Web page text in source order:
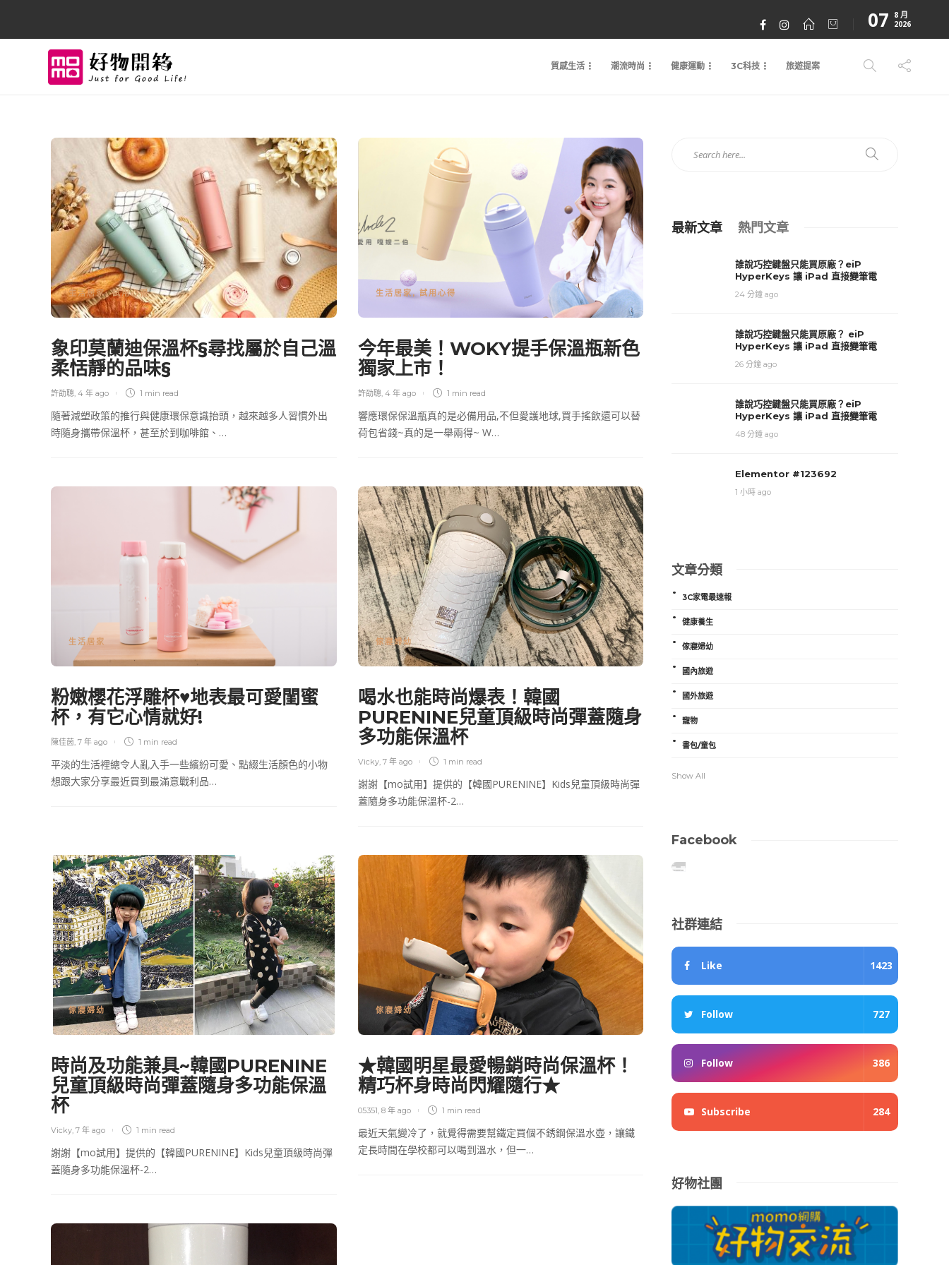
07 8 月
2026
質感生活 潮流時尚 健康運動 3C科技 旅遊提案
生活居家,試用心得
象印莫蘭迪保溫杯§尋找屬於自己溫
柔恬靜的品味§
許劭聰, 4 年 ago 1 min read
隨著減塑政策的推行與健康環保意識抬頭，越來越多人習慣外出
時隨身攜帶保溫杯，甚至於到咖啡館、…
生活居家,試用心得
今年最美！WOKY提手保溫瓶新色
獨家上市！
許劭聰, 4 年 ago 1 min read
響應環保保溫瓶真的是必備用品,不但愛護地球,買手搖飲還可以替
荷包省錢~真的是一舉兩得~ W…
生活居家
粉嫩櫻花浮雕杯♥地表最可愛閨蜜
杯，有它心情就好!
陳佳茵 7 年 ago 1 min read
平淡的生活裡總令人亂入手一些繽紛可愛、點綴生活顏色的小物
想跟大家分享最近買到最滿意戰利品…
傢寢婦幼
喝水也能時尚爆表！韓國
PURENINE兒童頂級時尚彈蓋隨身
多功能保溫杯
Vicky, 7 年 ago 1 min read
謝謝【mo試用】提供的【韓國PURENINE】Kids兒童頂級時尚彈
蓋隨身多功能保溫杯-2…
傢寢婦幼
時尚及功能兼具~韓國PURENINE
兒童頂級時尚彈蓋隨身多功能保溫
杯
Vicky 7 年 ago 1 min read
謝謝【mo試用】提供的【韓國PURENINE】Kids兒童頂級時尚彈
蓋隨身多功能保溫杯-2…
傢寢婦幼
★韓國明星最愛暢銷時尚保溫杯！
精巧杯身時尚閃耀隨行★
05351 8 年 ago 1 min read
最近天氣變冷了，就覺得需要幫鐵定買個不銹鋼保溫水壺，讓鐵
定長時間在學校都可以喝到溫水，但一…
最新文章 熱門文章
誰說巧控鍵盤只能買原廠？eiP
HyperKeys 讓 iPad 直接變筆電
24 分鐘 ago
誰說巧控鍵盤只能買原廠？ eiP
HyperKeys 讓 iPad 直接變筆電
26 分鐘 ago
誰說巧控鍵盤只能買原廠？eiP
HyperKeys 讓 iPad 直接變筆電
48 分鐘 ago
Elementor #123692
1 小時 ago
文章分類
3C家電最速報
健康養生
傢寢婦幼
國內旅遊
國外旅遊
寵物
書包/童包
Show All
Facebook
社群連結
Like 1423
Follow 727
Follow 386
Subscribe 284
好物社團